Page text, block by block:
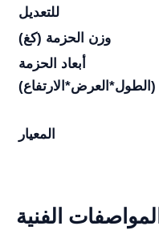
للتعديل
وزن الحزمة (كغ)
أبعاد الحزمة
(الطول*العرض*الارتفاع)
المعيار
المواصفات الفنية